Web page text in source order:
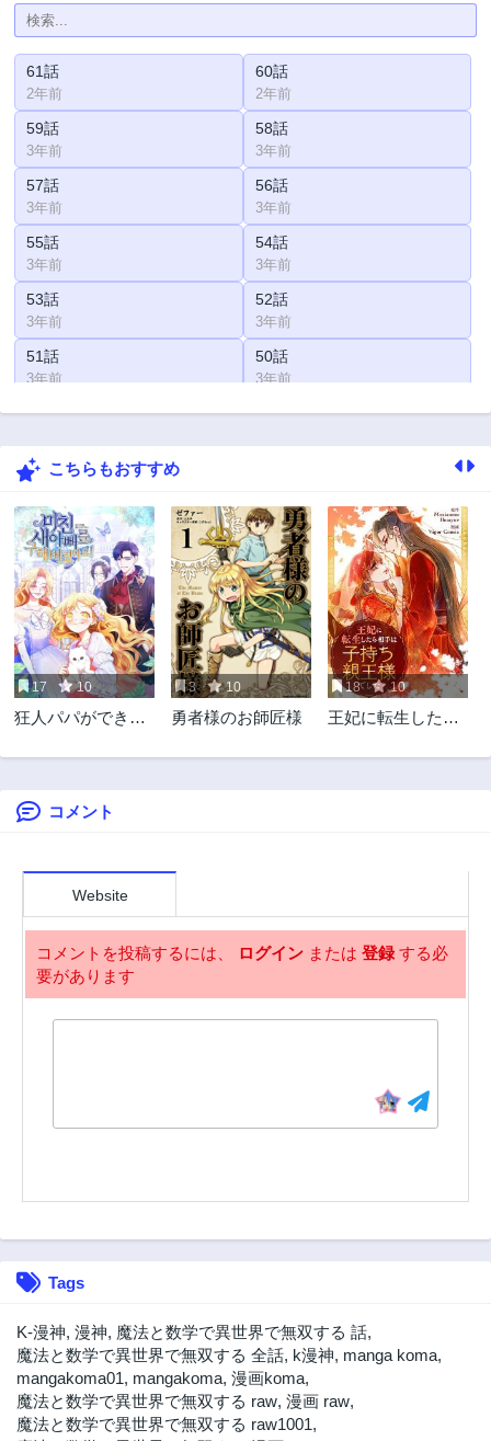
61話
2年前
60話
2年前
59話
3年前
58話
3年前
57話
3年前
56話
3年前
55話
3年前
54話
3年前
53話
3年前
52話
3年前
51話
3年前
50話
3年前
49話 48話
47話
45話
3年前
44話
3年前
43話
3年前
42話
3年前
41話
3年前
40話
3年前
39話
3年前
38話
3年前
37話 36話
35話
33話
31話
3年前
30話
3年前
29話
19話
3年前
17話
3年前
16話
3年前
15話
3年前
14話
3年前
こちらもおすすめ
17 10
狂人パパができち
3 10
勇者様のお師匠様
18 10
王妃に転生したら
様でした
コメント
Website
コメントを投稿するには、 ログイン または 登録する必
要があります
Tags
K-漫神, 漫神, 魔法と数学で異世界で無双する 話,
魔法と数学で異世界で無双する 全話, k漫神, manga koma,
mangakoma01, mangakoma, 漫画koma,
魔法と数学で異世界で無双する raw, 漫画 raw,
魔法と数学で異世界で無双する raw1001,